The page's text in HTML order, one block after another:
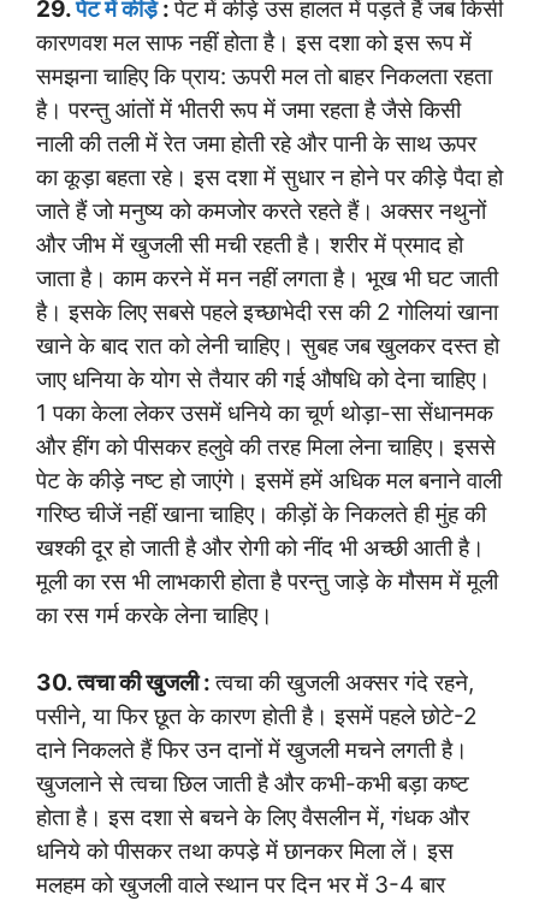
29.पेट में कीडे़:पेट में कीड़े उस हालत में पड़ते हैं जब किसी
कारणवश मल साफ नहीं होता है। इस दशा को इस रूप में
समझना चाहिए कि प्राय: ऊपरी मल तो बाहर निकलता रहता
है। परन्तु आंतों में भीतरी रूप में जमा रहता है जैसे किसी
नाली की तली में रेत जमा होती रहे और पानी के साथ ऊपर
का कूड़ा बहता रहे। इस दशा में सुधार न होने पर कीड़े पैदा हो
जाते हैं जो मनुष्य को कमजोर करते रहते हैं। अक्सर नथुनों
और जीभ में खुजली सी मची रहती है। शरीर में प्रमाद हो
जाता है। काम करने में मन नहीं लगता है। भूख भी घट जाती
है। इसके लिए सबसे पहले इच्छाभेदी रस की 2 गोलियां खाना
खाने के बाद रात को लेनी चाहिए। सुबह जब खुलकर दस्त हो
जाए धनिया के योग से तैयार की गई औषधि को देना चाहिए।
1 पका केला लेकर उसमें धनिये का चूर्ण थोड़ा-सा सेंधानमक
और हींग को पीसकर हलुवे की तरह मिला लेना चाहिए। इससे
पेट के कीड़े नष्ट हो जाएंगे। इसमें हमें अधिक मल बनाने वाली
गरिष्ठ चीजें नहीं खाना चाहिए। कीड़ों के निकलते ही मुंह की
खश्की दूर हो जाती है और रोगी को नींद भी अच्छी आती है।
मूली का रस भी लाभकारी होता है परन्तु जाड़े के मौसम में मूली
का रस गर्म करके लेना चाहिए।
30. त्वचा की खुजली :त्वचा की खुजली अक्सर गंदे रहने,
पसीने, या फिर छूत के कारण होती है। इसमें पहले छोटे-2
दाने निकलते हैं फिर उन दानों में खुजली मचने लगती है।
खुजलाने से त्वचा छिल जाती है और कभी-कभी बड़ा कष्ट
होता है। इस दशा से बचने के लिए वैसलीन में, गंधक और
धनिये को पीसकर तथा कपडे़ में छानकर मिला लें। इस
मलहम को खुजली वाले स्थान पर दिन भर में 3-4 बार